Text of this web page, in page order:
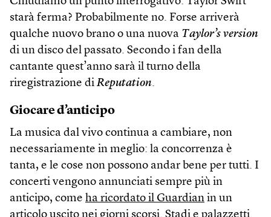
starà ferma? Probabilmente no. Forse arriverà
qualche nuovo brano o una nuova Taylor’s version
di un disco del passato. Secondo i fan della
cantante quest’anno sarà il turno della
riregistrazione di Reputation.
Giocare d’anticipo
La musica dal vivo continua a cambiare, non
necessariamente in meglio: la concorrenza è
tanta, e le cose non possono andar bene per tutti. I
concerti vengono annunciati sempre più in
anticipo, come ha ricordato il Guardian in un
articolo uscito nei giorni scorsi. Stadi e palazzetti